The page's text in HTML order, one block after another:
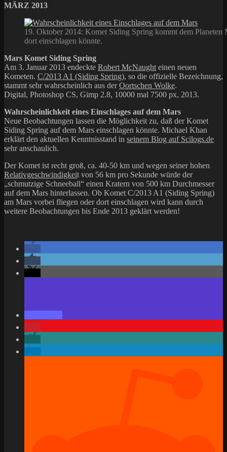
MÄRZ 2013
19. Oktober 2014: Komet Siding Spring kommt dem Planeten
dort einschlagen könnte.
Mars Komet Siding Spring
Am 3. Januar 2013 endeckte Robert McNaught einen neuen
Kometen. C/2013 A1 (Siding Spring), so die offizielle Bezeichnung,
stammt sehr wahrscheinlich aus derOortschen Wolke.
Digital, Photoshop CS, Gimp 2.8, 10000 mal 7500 px, 2013.
Wahrscheinlichkeit eines Einschlages auf dem Mars
Neue Beobachtungen lassen die Möglichkeit zu, daß der Komet
Siding Spring auf dem Mars einschlagen könnte. Michael Khan
erklärt den aktuellen Kenntnisstand in seinem Blog auf Scilogs.de
sehr anschaulich.
Der Komet ist recht groß, ca. 40-50 km und wegen seiner hohen
Relativgeschwindigkeit von 56 km pro Sekunde würde der
„schmutzige Schneeball“ einen Kratern von 500 km Durchmesser
auf dem Mars hinterlassen. Ob Komet C/2013 A1 (Siding Spring)
am Mars vorbei fliegen oder dort einschlagen wird kann durch
weitere Beobachtungen bis Ende 2013 geklärt werden!